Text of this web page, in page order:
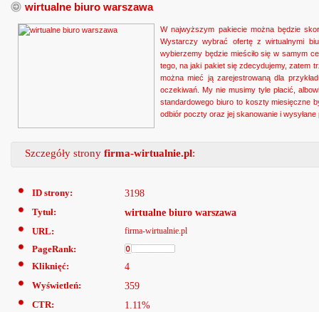
wirtualne biuro warszawa
W najwyższym pakiecie można będzie
Wystarczy wybrać ofertę z wirtualnymi
wybierzemy będzie mieściło się w samym
tego, na jaki pakiet się zdecydujemy, zatem
można mieć ją zarejestrowaną dla
oczekiwań. My nie musimy tyle płacić,
standardowego biuro to koszty miesięczne
odbiór poczty oraz jej skanowanie i
Szczegóły strony firma-wirtualnie.pl:
ID strony: 3198
Tytuł: wirtualne biuro warszawa
URL: firma-wirtualnie.pl
PageRank:
Kliknięć:
4
Wyświetleń: 359
CTR: 1.11%